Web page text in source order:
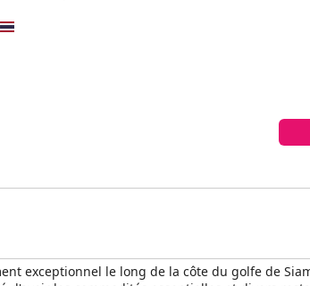
exceptionnel le long de la côte du golfe de